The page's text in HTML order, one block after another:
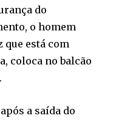
do
o homem
que está com
coloca no balcão
a saída do